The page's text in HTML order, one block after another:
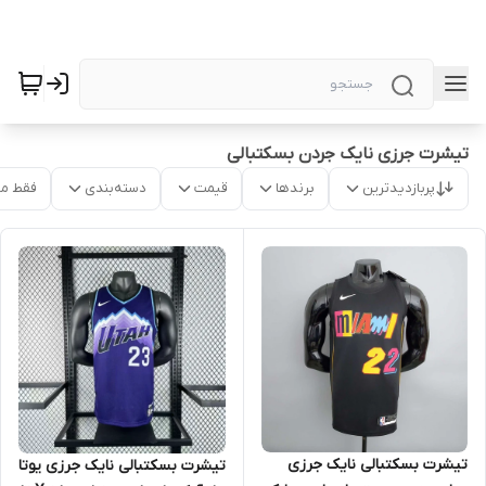
تیشرت جرزی نایک جردن بسکتبالی
پربازدیدترین برندها قیمت دسته‌بندی فقط
تیشرت بسکتبالی نایک جرزی
تیشرت بسکتبالی نایک جرزی یوتا